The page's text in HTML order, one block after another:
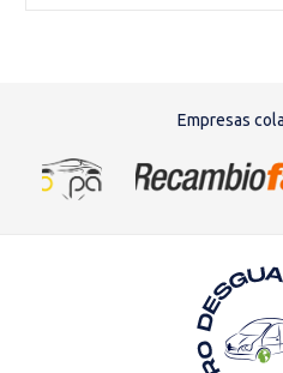
Empresas